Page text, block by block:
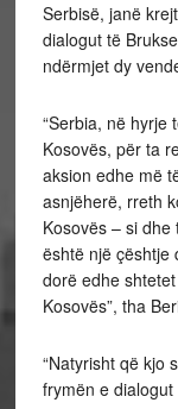
Serbisë, janë
dialogut të
ndërmjet dy
“Serbia, në hyrje
Kosovës, për ta
aksion edhe më
asnjëherë, rreth
Kosovës – si
është një çështje
dorë edhe
Kosovës”, tha
“Natyrisht që kjo
frymën e dialogut